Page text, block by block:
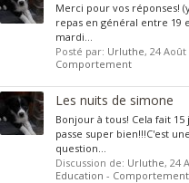
Merci pour vos réponses!
repas en général entre 19
mardi...
Posté par: Urluthe, 24 Août
Comportement
Les nuits de simone
Bonjour à tous! Cela fait
passe super bien!!!C'est
question...
Discussion de: Urluthe, 24
Education - Comportement